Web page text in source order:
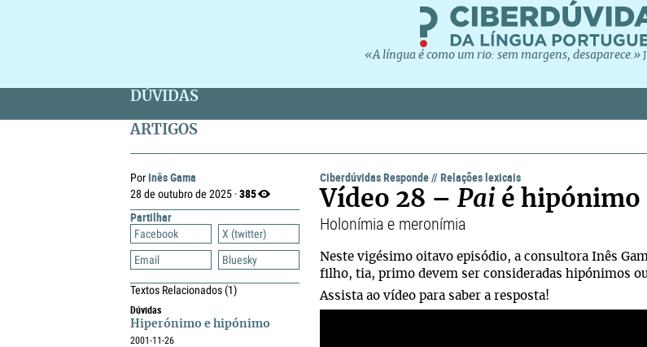
«A língua é como um rio: sem margens, desaparece.»
DÚVIDAS
ARTIGOS
Por Inês Gama
28 de outubro de 2025 ·385
Partilhar
Facebook
X (twitter)
Email
Bluesky
Textos Relacionados(1)
Dúvidas
Hiperónimo e hipónimo
2001-11-26
Ciberdúvidas Responde//Relações lexicais
Vídeo 28 – Pai é hipónimo
Holonímia e meronímia
Neste vigésimo oitavo episódio, a consultora Inês
filho, tia, primo devem ser consideradas hipónimos
Assista ao vídeo para saber a resposta!